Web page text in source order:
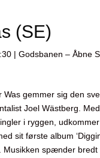
(SE)
| Godsbanen – Åbne
Was gemmer sig den
Joel Wästberg.
i ryggen,
sit første album
Musikken spænder